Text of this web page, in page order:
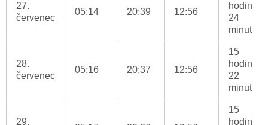
27.
červenec
05:14 20:39 12:56
hodin
24
minut
28.
červenec
05:16 20:37 12:56
15
hodin
22
minut
29.
15
hodin